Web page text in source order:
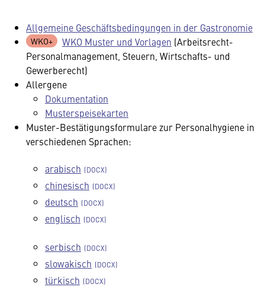
Allgemeine Geschäftsbedingungen in der Gastronomie
WKO Muster und Vorlagen (Arbeitsrecht-
Personalmanagement, Steuern, Wirtschafts- und
Gewerberecht)
Allergene
Dokumentation
Musterspeisekarten
Muster-Bestätigungsformulare zur Personalhygiene in
verschiedenen Sprachen:
arabisch
chinesisch
deutsch
englisch
serbisch
slowakisch
türkisch